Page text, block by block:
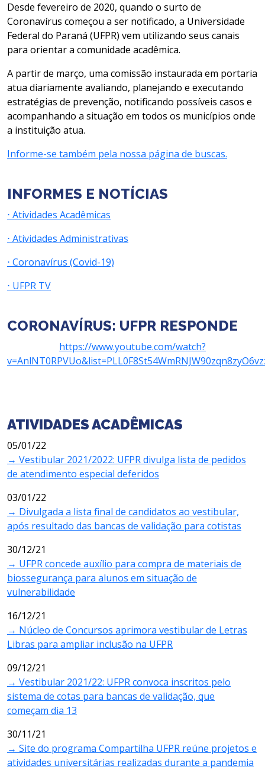
Desde fevereiro de 2020, quando o surto de
Coronavírus começou a ser notificado, a Universidade
Federal do Paraná (UFPR) vem utilizando seus canais
para orientar a comunidade acadêmica.
A partir de março, uma comissão instaurada em portaria
atua diariamente avaliando, planejando e executando
estratégias de prevenção, notificando possíveis casos e
acompanhando a situação em todos os municípios onde
a instituição atua.
Informe-se também pela nossa página de buscas.
INFORMES E NOTÍCIAS
⋅ Atividades Acadêmicas
⋅ Atividades Administrativas
⋅ Coronavírus (Covid-19)
⋅ UFPR TV
CORONAVÍRUS: UFPR RESPONDE
https://www.youtube.com/watch?
ATIVIDADES ACADÊMICAS
05/01/22
→ Vestibular 2021/2022: UFPR divulga lista de pedidos
de atendimento especial deferidos
03/01/22
→ Divulgada a lista final de candidatos ao vestibular,
após resultado das bancas de validação para cotistas
30/12/21
→ UFPR concede auxílio para compra de materiais de
biossegurança para alunos em situação de
vulnerabilidade
16/12/21
→ Núcleo de Concursos aprimora vestibular de Letras
Libras para ampliar inclusão na UFPR
09/12/21
→ Vestibular 2021/22: UFPR convoca inscritos pelo
sistema de cotas para bancas de validação, que
começam dia 13
30/11/21
→ Site do programa Compartilha UFPR reúne projetos e
atividades universitárias realizadas durante a pandemia